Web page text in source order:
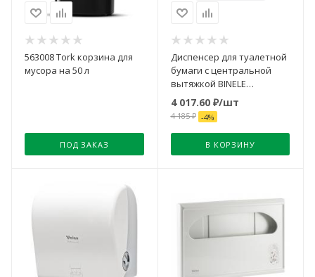
563008 Tork корзина для
мусора на 50 л
ПОД ЗАКАЗ
Диспенсер для туалетной
бумаги с центральной
вытяжкой BINELE
4 017.60₽/шт
4 185₽ -4%
В КОРЗИНУ